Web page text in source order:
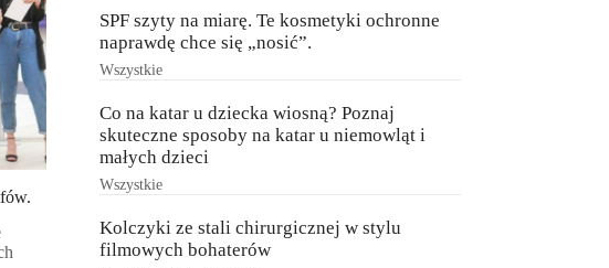
SPF szyty na miarę. Te kosmetyki ochronne
naprawdę chce się „nosić”.
Wszystkie
Co na katar u dziecka wiosną? Poznaj
skuteczne sposoby na katar u niemowląt i
małych dzieci
Wszystkie
Kolczyki ze stali chirurgicznej w stylu
filmowych bohaterów